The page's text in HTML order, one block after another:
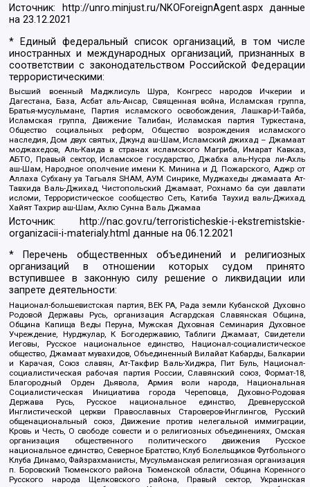
Источник: http://unro.minjust.ru/NKOForeignAgent.aspxданные
на23.12.2021
* Единый федеральный список организаций, в том числе
иностранных и международных организаций, признанных в
соответствии с законодательством Российской Федерации
террористическими:
Высший военный Маджлисуль Шура, Конгресс народов Ичкерии и
Дагестана, База, Асбат аль-Ансар, Священная война, Исламская группа,
Братья-мусульмане, Партия исламского освобождения, Лашкар-И-Тайба,
Исламская группа, Движение Талибан, Исламская партия Туркестана,
Общество социальных реформ, Общество возрождения исламского
наследия, Дом двух святых, Джунд аш-Шам, Исламский джихад – Джамаат
моджахедов, Аль-Каида в странах исламского Магриба, Имарат Кавказ,
АБТО, Правый сектор, Исламское государство, Джабха аль-Нусра ли-Ахль
аш-Шам, Народное ополчение имени К. Минина и Д. Пожарского, Аджр от
Аллаха Субхану уа Тагьаля SHAM, АУМ Синрике, Муджахеды джамаата Ат-
Тавхида Валь-Джихад, Чистопольский Джамаат, Рохнамо ба суи давлати
исломи, Террористическое сообщество Сеть, Катиба Таухид валь-Джихад,
Хайят Тахрир аш-Шам, Ахлю Сунна Валь Джамаа
Источник:
http://nac.gov.ru/terroristicheskie-i-ekstremistskie-
organizacii-i-materialy.html данные на06.12.2021
* Перечень общественных объединений и религиозных
организаций в отношении которых судом принято
вступившее в законную силу решение о ликвидации или
запрете деятельности:
Национал-большевистская партия, ВЕК РА, Рада земли Кубанской Духовно
Родовой Державы Русь, организация Асгардская Славянская Община,
Община Капища Веды Перуна, Мужская Духовная Семинария Духовное
Учреждение, Нурджулар, К Богодержавию, Таблиги Джамаат, Свидетели
Иеговы, Русское национальное единство, Национал-социалистическое
общество, Джамаат мувахидов, Объединенный Вилайат Кабарды, Балкарии
и Карачая, Союз славян, Ат-Такфир Валь-Хиджра, Пит Буль, Национал-
социалистическая рабочая партия России, Славянский союз, Формат-18,
Благородный Орден Дьявола, Армия воли народа, Национальная
Социалистическая Инициатива города Череповца, Духовно-Родовая
Держава Русь, Русское национальное единство, Древнерусской
Инглистической церкви Православных Староверов-Инглингов, Русский
общенациональный союз, Движение против нелегальной иммиграции,
Кровь и Честь, О свободе совести и о религиозных объединениях, Омская
организация общественного политического движения Русское
национальное единство, Северное Братство, Клуб Болельщиков Футбольного
Клуба Динамо, Файзрахманисты, Мусульманская религиозная организация
п. Боровский Тюменского района Тюменской области, Община Коренного
Русского народа Щелковского района, Правый сектор, Украинская